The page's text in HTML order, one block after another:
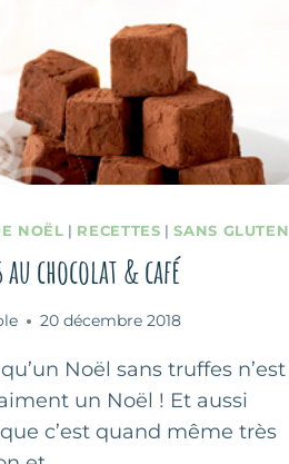
NOËL | RECETTES |SANS GLUTEN
chocolat & café
20 décembre 2018
Noël sans truffes n’est
un Noël ! Et aussi
c’est quand même très